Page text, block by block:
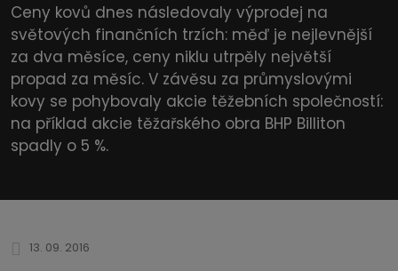
Ceny kovů dnes následovaly výprodej na
světových finančních trzích: měď je nejlevnější
za dva měsíce, ceny niklu utrpěly největší
propad za měsíc. V závěsu za průmyslovými
kovy se pohybovaly akcie těžebních společností:
na příklad akcie těžařského obra BHP Billiton
spadly o 5 %.
13. 09. 2016